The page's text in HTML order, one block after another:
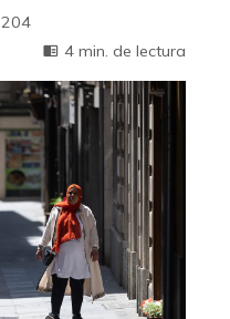
204
4 min. de lectura